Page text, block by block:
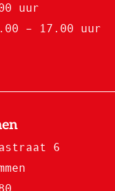
uur
– 17.00 uur
6